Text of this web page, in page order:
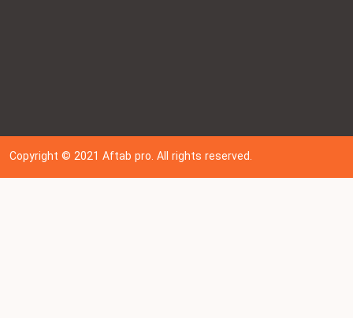
Copyright © 202 1Aftab pro. All rights reserved.